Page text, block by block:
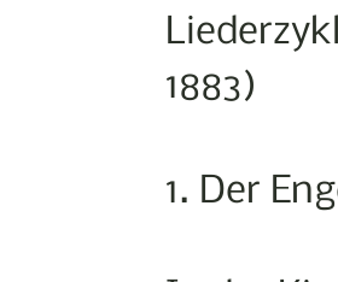
1883)
1. Der